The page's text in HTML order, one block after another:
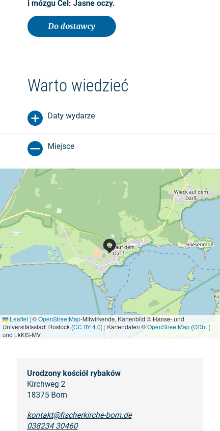
i mózgu Cel: Jasne oczy.
Do dostawcy
Warto wiedzieć
Daty wydarze
Miejsce
Leaflet | ©OpenStreetMap-Mitwirkende, Kartenbild © Hanse- und
Universitätsstadt Rostock (CC BY 4.0) | Kartendaten ©OpenStreetMap(ODbL )
und LkKfS-MV
Urodzony kościół rybaków
Kirchweg 2
18375 Born
kontakt@fischerkirche-born.de
038234 30460